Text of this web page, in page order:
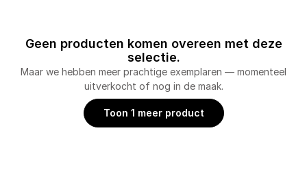
Geen producten komen overeen met deze
selectie.
Maar we hebben meer prachtige exemplaren — momenteel
uitverkocht of nog in de maak.
Toon 1 meer product